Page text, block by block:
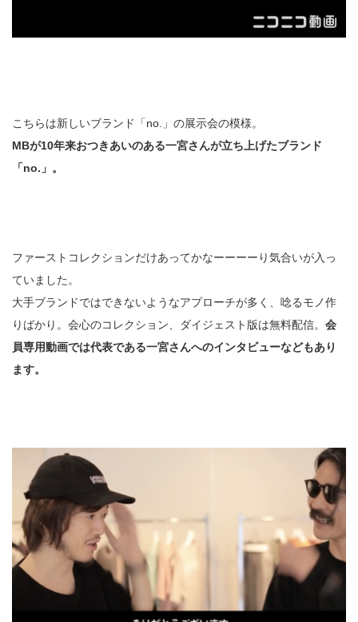
こちらは新しいブランド「no.」の展示会の模様。
MBが10年来おつきあいのある一宮さんが立ち上げたブランド
「no.」。
ファーストコレクションだけあってかなーーーーり気合いが入っ
ていました。
大手ブランドではできないようなアプローチが多く、唸るモノ作
りばかり。会心のコレクション、ダイジェスト版は無料配信。 会
員専用動画では代表である一宮さんへのインタビューなどもあり
ます。